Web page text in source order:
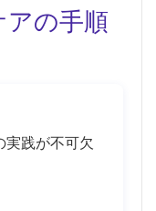
の手順
実践が不可欠